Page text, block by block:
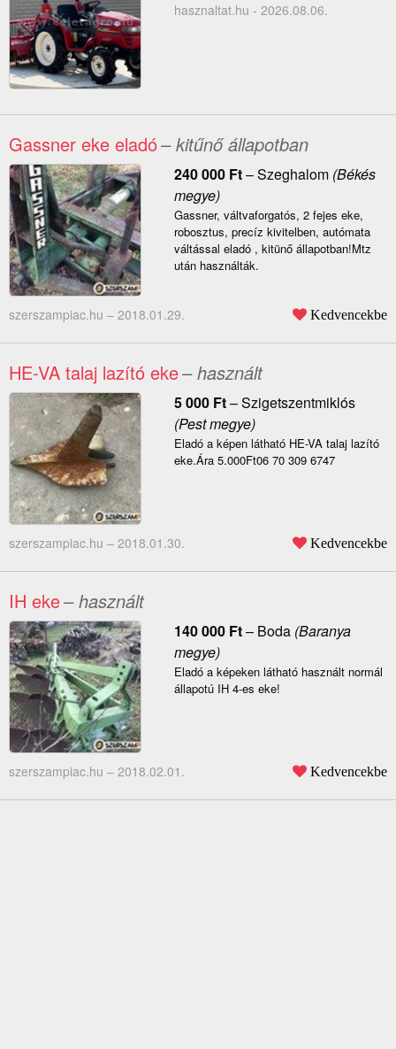
hasznaltat.hu - 2026.08.06.
Gassner eke eladó– kitűnő állapotban
240 000 Ft–Szeghalom(Békés
megye)
Gassner, váltvaforgatós, 2 fejes eke,
robosztus, precíz kivitelben, autómata
váltással eladó , kitünő állapotban!Mtz
után használták.
szerszampiac.hu – 2018.01.29. Kedvencekbe
HE-VA talaj lazító eke– használt
5 000 Ft–Szigetszentmiklós
(Pest megye)
Eladó a képen látható HE-VA talaj lazító
eke.Ára 5.000Ft06 70 309 6747
szerszampiac.hu – 2018.01.30. Kedvencekbe
IH eke– használt
140 000 Ft– Boda(Baranya
megye)
Eladó a képeken látható használt normál
állapotú IH 4-es eke!
szerszampiac.hu – 2018.02.01. Kedvencekbe